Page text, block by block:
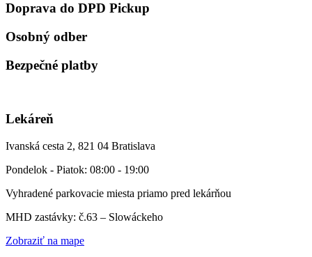
Doprava do DPD Pickup
Osobný odber
Bezpečné platby
Lekáreň
Ivanská cesta 2, 821 04 Bratislava
Pondelok - Piatok: 08:00 - 19:00
Vyhradené parkovacie miesta priamo pred lekárňou
MHD zastávky: č.63 – Slowáckeho
Zobraziť na mape